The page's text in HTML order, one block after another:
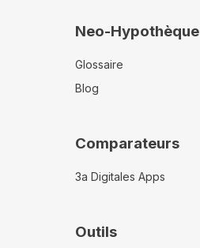
Neo-Hypothèque
Glossaire
Blog
Comparateurs
3a Digitales Apps
Outils